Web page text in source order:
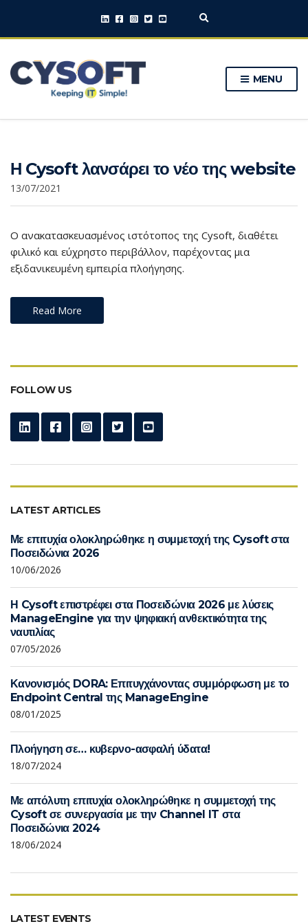
E
p
a
f
o
m
MENU
Η Cysoft λανσάρει το νέο της website
13/07/2021
Ο ανακατασκευασμένος ιστότοπος της Cysoft, διαθέτει
φιλικό και εύχρηστο περιβάλλον, παρέχοντας μια
εξιδανικευμένη εμπειρία πλοήγησης.
Read More
FOLLOW US
LATEST ARTICLES
Με επιτυχία ολοκληρώθηκε η συμμετοχή της Cysoft στα
Ποσειδώνια 2026
10/06/2026
Η Cysoft επιστρέφει στα Ποσειδώνια 2026 με λύσεις
ManageEngine για την ψηφιακή ανθεκτικότητα της
ναυτιλίας
07/05/2026
Κανονισμός DORA: Επιτυγχάνοντας συμμόρφωση με το
Endpoint Central της ManageEngine
08/01/2025
Πλοήγηση σε… κυβερνο-ασφαλή ύδατα!
18/07/2024
Με απόλυτη επιτυχία ολοκληρώθηκε η συμμετοχή της
Cysoft σε συνεργασία με την Channel IT στα
Ποσειδώνια 2024
18/06/2024
LATEST EVENTS